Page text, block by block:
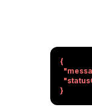
{
}